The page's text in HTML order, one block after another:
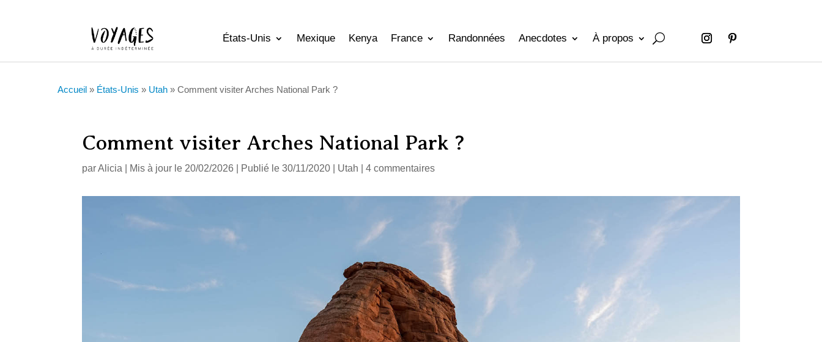
États-Unis Mexique Kenya France Randonnées Anecdotes À propos
Accueil » États-Unis » Utah »Comment visiter Arches National Park ?
Comment visiter Arches National Park ?
parAlicia Mis à jour le 20/02/2026 | Publié le 30/11/2020 Utah |4 commentaires